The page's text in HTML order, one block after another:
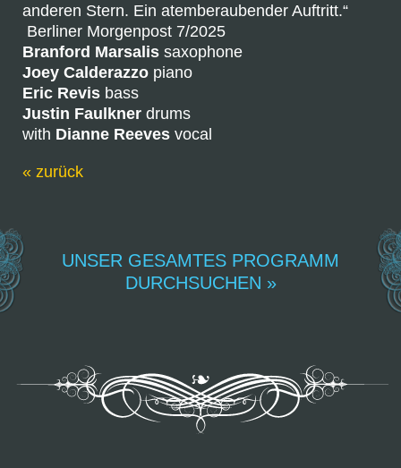
anderen Stern. Ein atemberaubender Auftritt.“
Berliner Morgenpost 7/2025
Branford Marsalis saxophone
Joey Calderazzo piano
Eric Revis bass
Justin Faulkner drums
with Dianne Reeves vocal
« zurück
UNSER GESAMTES PROGRAMM
DURCHSUCHEN »